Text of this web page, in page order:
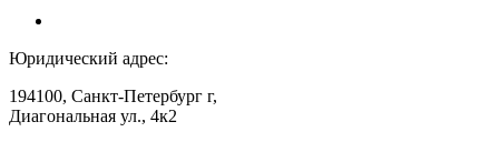
Юридический адрес:
194100, Санкт-Петербург г,
Диагональная ул., 4к2